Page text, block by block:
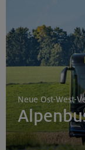
Neue Ost-West-